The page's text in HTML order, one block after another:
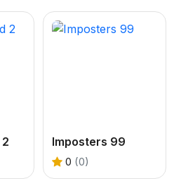
Imposters 99
0 (0)